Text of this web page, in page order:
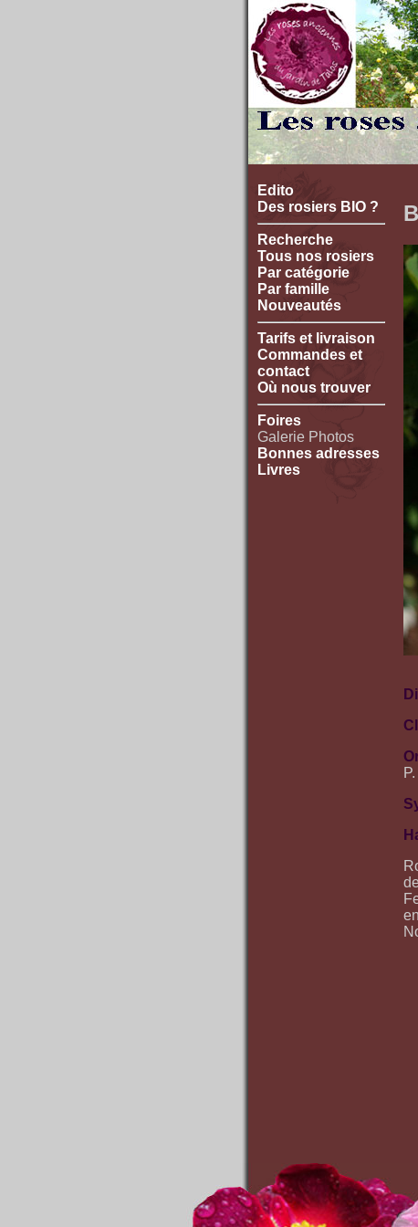
Edito
Des rosiers BIO ?
Recherche
Tous nos rosiers
Par catégorie
Par famille
Nouveautés
Tarifs et livraison
Commandes et
contact
Où nous trouver
Foires
Galerie Photos
Bonnes adresses
Livres